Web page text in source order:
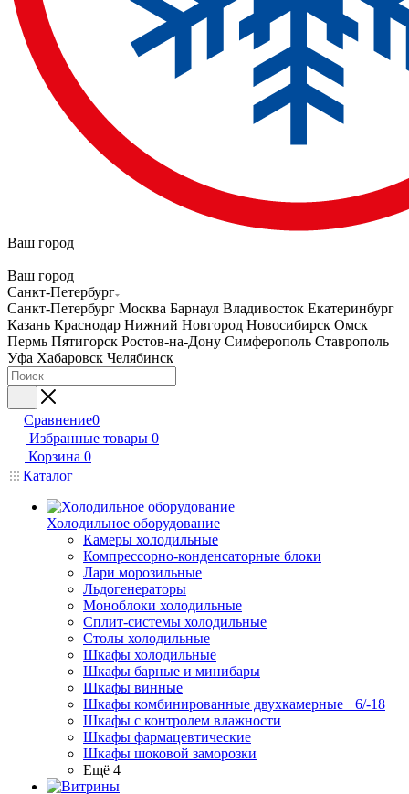
Ваш город
Ваш город
Санкт-Петербург
Санкт-Петербург Москва Барнаул Владивосток Екатеринбург
Казань Краснодар Нижний Новгород Новосибирск Омск
Пермь Пятигорск Ростов-на-Дону Симферополь Ставрополь
Уфа Хабаровск Челябинск
Сравнение0
Избранные товары 0
Корзина 0
Каталог
Холодильное оборудование
Камеры холодильные
Компрессорно-конденсаторные блоки
Лари морозильные
Льдогенераторы
Моноблоки холодильные
Сплит-системы холодильные
Столы холодильные
Шкафы холодильные
Шкафы барные и минибары
Шкафы винные
Шкафы комбинированные двухкамерные +6/-18
Шкафы с контролем влажности
Шкафы фармацевтические
Шкафы шоковой заморозки
Ещё 4